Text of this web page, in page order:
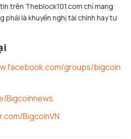
trên Theblock101.com chỉ mang
phải là khuyến nghị tài chính hay tư
groups/bigcoin
Bigcoinnews
BigcoinVN